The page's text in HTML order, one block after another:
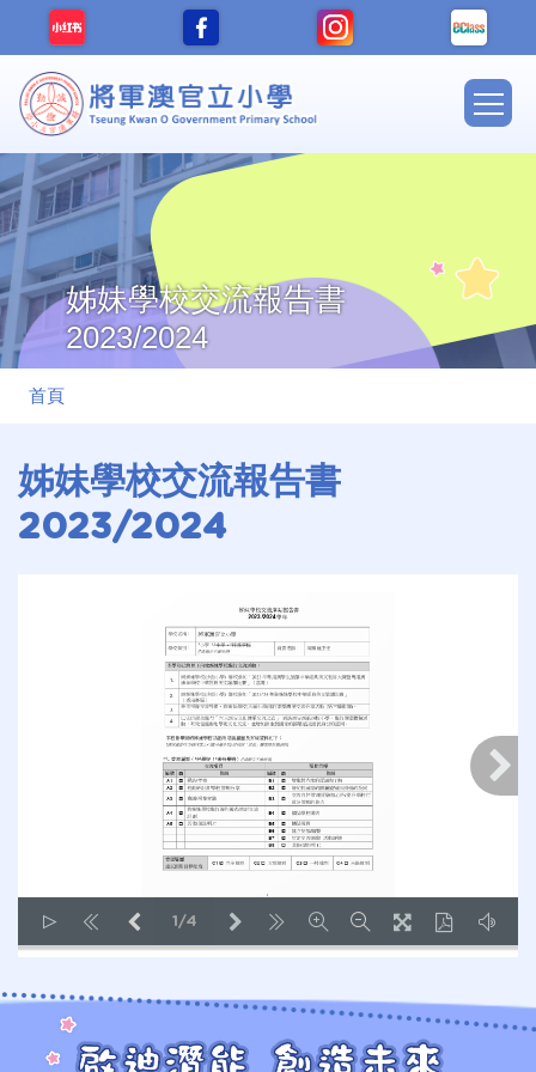
移至主內容
Main
姊妹學校交流報告書
2023/2024
導
連
結
首頁
姊妹學校交流報告書
2023/2024
LOADING PAGES 100% ...
1/4